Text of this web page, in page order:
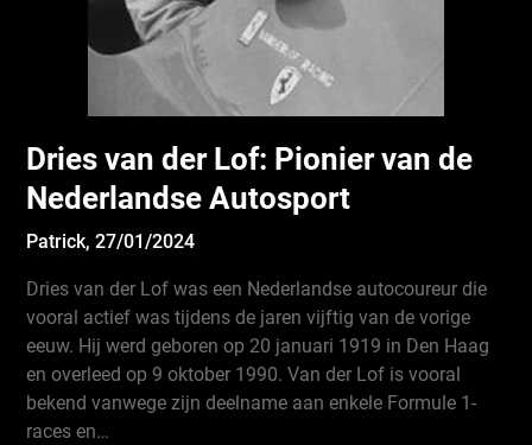
Dries van der Lof: Pionier van de
Nederlandse Autosport
Patrick,27/01/2024
Dries van der Lof was een Nederlandse autocoureur die
vooral actief was tijdens de jaren vijftig van de vorige
eeuw. Hij werd geboren op 20 januari 1919 in Den Haag
en overleed op 9 oktober 1990. Van der Lof is vooral
bekend vanwege zijn deelname aan enkele Formule 1-
races en…